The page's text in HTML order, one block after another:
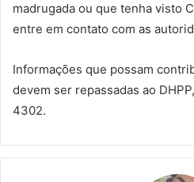
madrugada ou que tenha visto
entre em contato com as
Informações que possam
devem ser repassadas ao
4302.